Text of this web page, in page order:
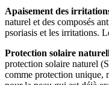
Apaisement des
naturel et des composés
psoriasis et les irritations.
Protection solaire
protection solaire naturel
comme protection unique,